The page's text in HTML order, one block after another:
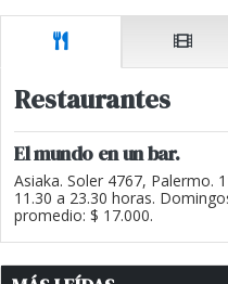
Restaurantes
El mundo en un bar.
Asiaka. Soler 4767, Palermo.
11.30 a 23.30 horas.
promedio: $ 17.000.